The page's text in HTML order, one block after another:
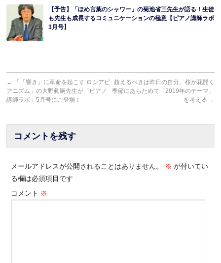
【予告】「ほめ言葉のシャワー」の菊池省三先生が語る！生徒
も先生も成長するコミュニケーションの極意【ピアノ講師ラボ
3月号】
←
「『響き』に革命を起こす ロシアピ
アニズム」の大野眞嗣先生が「ピアノ
講師ラボ」5月号にご登場！
超えるべきは昨日の自分。桜が花開く
季節にあらためて「2019年のテーマ」
を考える →
コメントを残す
メールアドレスが公開されることはありません。 ※ が付いてい
る欄は必須項目です
コメント ※